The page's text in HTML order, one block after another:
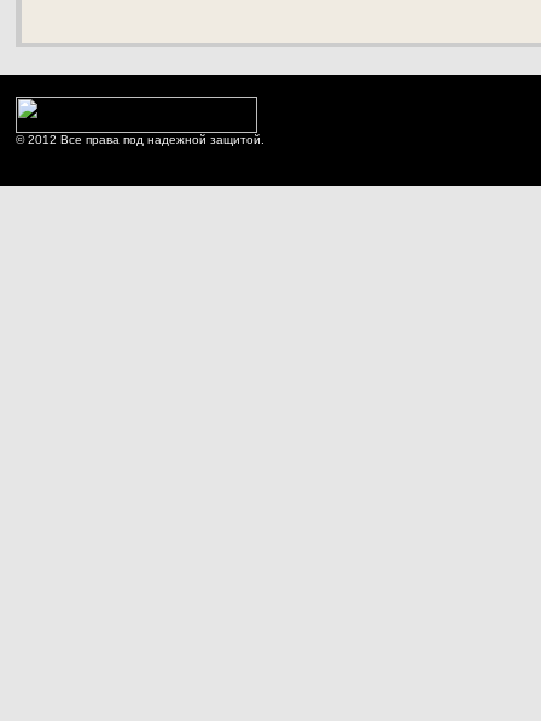
© 2012 Все права под надежной защитой.